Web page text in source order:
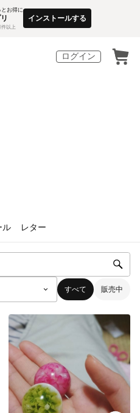
とお得に
件以上
インストールする
ログイン
ル レター
すべて 販売中